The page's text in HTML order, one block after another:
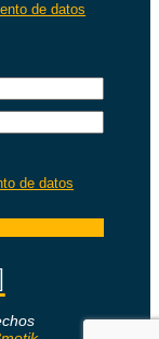
de datos
de datos